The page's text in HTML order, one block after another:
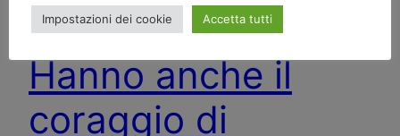
Hanno anche il
coraggio di
Impostazioni dei cookie Accetta tutti